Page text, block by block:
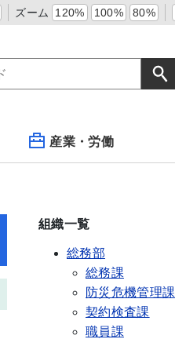
ズーム 120% 100% 80%
産業・労働
組織一覧
総務部
総務課
防災危機管理課
契約検査課
職員課